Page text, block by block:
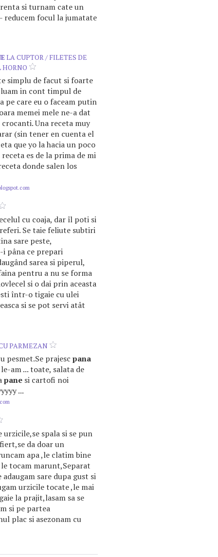
si turnam cate un
reducem focul la jumatate
LA CUPTOR / FILETES DE
simplu de facut si foarte
in cont timpul de
pe care eu o faceam putin
memei mele ne-a dat
Una receta muy
(sin tener en cuenta el
que yo la hacia un poco
es de la prima de mi
donde salen los
cu coaja, dar îl poti si
Se taie feliute subtiri
sare peste,
i pâna ce prepari
sarea si piperul,
pentru a nu se forma
si o dai prin aceasta
într-o tigaie cu ulei
si se pot servi atât
PARMEZAN
pesmet.Se prajesc pana
am ... toate, salata de
pane si cartofi noi
...
urzicile,se spala si se pun
da doar un
apa ,le clatim bine
le tocam marunt,Separat
sare dupa gust si
urzicile tocate ,le mai
la prajit,lasam sa se
si pe partea
plac si asezonam cu